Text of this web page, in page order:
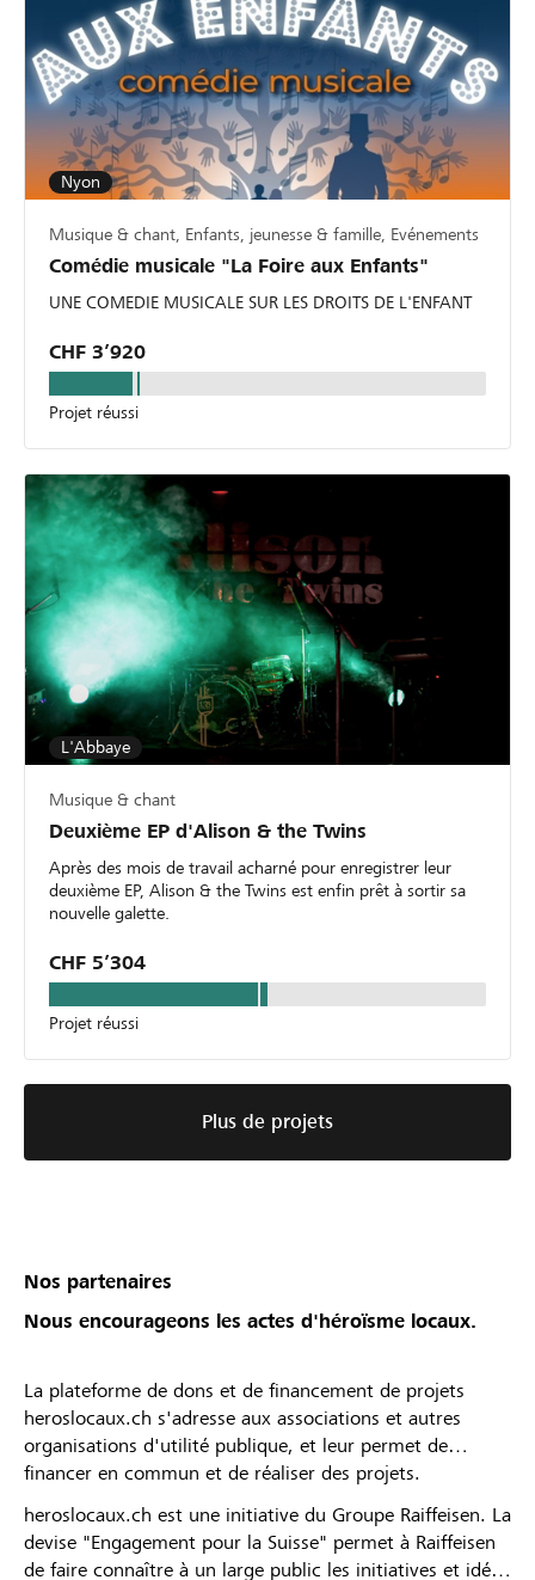
Nyon
Musique & chant, Enfants, jeunesse & famille, Evénements
Comédie musicale "La Foire aux Enfants"
UNE COMEDIE MUSICALE SUR LES DROITS DE L'ENFANT
CHF 3’920
Projet réussi
L'Abbaye
Musique & chant
Deuxième EP d'Alison & the Twins
Après des mois de travail acharné pour enregistrer leur
deuxième EP, Alison & the Twins est enfin prêt à sortir sa
nouvelle galette.
CHF 5’304
Projet réussi
Plus de projets
Nos partenaires
Nous encourageons les actes d'héroïsme locaux.
La plateforme de dons et de financement de projets
heroslocaux.ch s'adresse aux associations et autres
organisations d'utilité publique, et leur permet de
financer en commun et de réaliser des projets.
heroslocaux.ch est une initiative du Groupe Raiffeisen. La
devise "Engagement pour la Suisse" permet à Raiffeisen
de faire connaître à un large public les initiatives et idées